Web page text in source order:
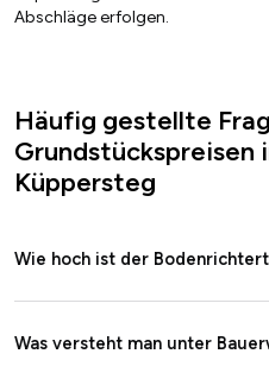
Abschläge erfolgen.
Häufig gestellte
Grundstückspreisen
Küppersteg
Wie hoch ist der
Was versteht man unter